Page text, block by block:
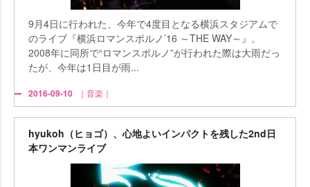
9月4日に行われた、今年で4度目となる横浜スタジアムで
のライブ『横浜ロマンスポルノ’16 ～THE WAY～』。
2008年に同所で“ロマンスポルノ”が行われた際は大雨だっ
たが、今年は1日目が雨...
2016-09-10 ｜音楽｜
hyukoh（ヒョゴ）、心地よいインパクトを残した2nd日
本ワンマンライブ